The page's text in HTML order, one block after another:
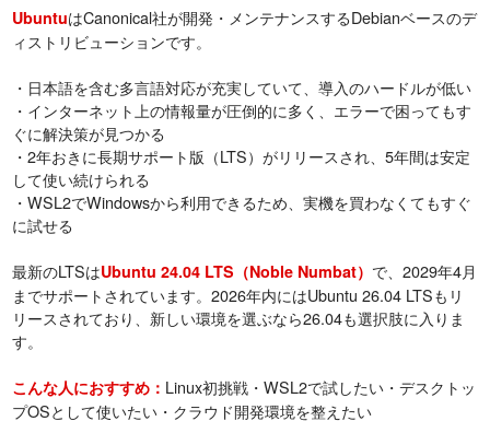
UbuntuはCanonical社が開発・メンテナンスするDebianベースのデ
ィストリビューションです。
・日本語を含む多言語対応が充実していて、導入のハードルが低い
・インターネット上の情報量が圧倒的に多く、エラーで困ってもす
ぐに解決策が見つかる
・2年おきに長期サポート版（LTS）がリリースされ、5年間は安定
して使い続けられる
・WSL2でWindowsから利用できるため、実機を買わなくてもすぐ
に試せる
最新のLTSはUbuntu 24.04 LTS（Noble Numbat） で、2029年4月
までサポートされています。2026年内にはUbuntu 26.04 LTSもリ
リースされており、新しい環境を選ぶなら26.04も選択肢に入りま
す。
こんな人におすすめ： Linux初挑戦・WSL2で試したい・デスクトッ
プOSとして使いたい・クラウド開発環境を整えたい